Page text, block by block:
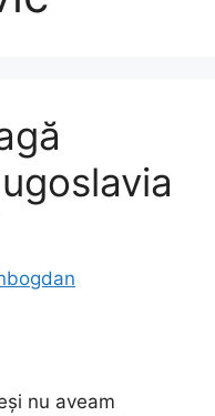
nu aveam